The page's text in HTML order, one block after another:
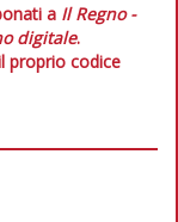
a Il Regno -
digitale.
proprio codice